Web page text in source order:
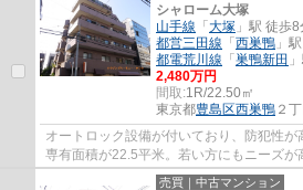
シャローム大塚
山手線 「 大塚 」駅 徒歩8
都営三田線 「 西巣鴨 」
都電荒川線 「 巣鴨新田
2,480万円
間取:1R/22.50㎡
東京都豊島区西巣鴨 ２
オートロック設備が付いており、防犯性が
専有面積が22.5平米。若い方にもニーズ
テムキッチンは必要な物が組み込まれてい
売買｜中古マンション